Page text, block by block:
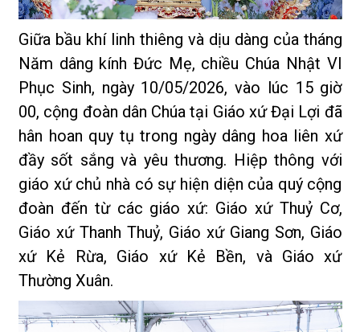
Giữa bầu khí linh thiêng và dịu dàng của tháng
Năm dâng kính Đức Mẹ, chiều Chúa Nhật VI
Phục Sinh, ngày 10/05/2026, vào lúc 15 giờ
00, cộng đoàn dân Chúa tại Giáo xứ Đại Lợi đã
hân hoan quy tụ trong ngày dâng hoa liên xứ
đầy sốt sắng và yêu thương. Hiệp thông với
giáo xứ chủ nhà có sự hiện diện của quý cộng
đoàn đến từ các giáo xứ: Giáo xứ Thuỷ Cơ,
Giáo xứ Thanh Thuỷ, Giáo xứ Giang Sơn, Giáo
xứ Kẻ Rừa, Giáo xứ Kẻ Bền, và Giáo xứ
Thường Xuân.